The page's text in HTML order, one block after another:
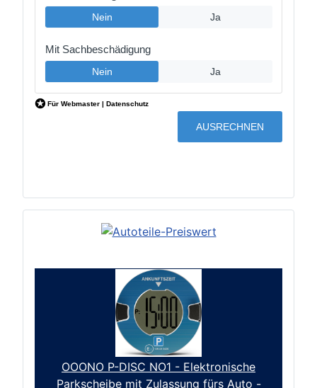
OOONO P-DISC NO1 - Elektronische
Parkscheibe mit Zulassung fürs Auto -